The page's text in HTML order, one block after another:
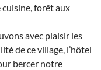
cuisine, forêt aux
avec plaisir les
de ce village, l’hôtel
bercer notre